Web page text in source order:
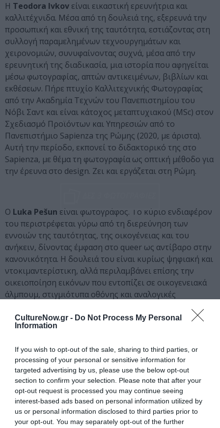
CultureNow.gr - Do Not Process My Personal
Information
If you wish to opt-out of the sale, sharing to third parties, or
processing of your personal or sensitive information for
targeted advertising by us, please use the below opt-out
section to confirm your selection. Please note that after your
opt-out request is processed you may continue seeing
interest-based ads based on personal information utilized by
us or personal information disclosed to third parties prior to
your opt-out. You may separately opt-out of the further
Η Teodora Ivkov είναι εικαστική ερευνήτρια και
καλλιτέχνιδα. Μέσα από τη δουλειά της, εξερευνά την
προσωπική και εθνική της ταυτότητα, εστιάζοντας στη
συλλογή παραμελημένων τεχνουργημάτων και
χειρονομιών, συνυφαίνοντας συχνά, μέσα από την
ερευνητική της διαδικασία, μια ιστορία που αφηγείται
μέσω φωτογραφίας, απτών αντικειμένων, βιβλίων και
εκθέσεων. Πήρε πτυχίο Καλλιτεχνικής Φωτογραφίας
από την Ακαδημία Τεχνών του Πανεπιστημίου του
Νόβι Σαντ και είναι κάτοχος μεταπτυχιακού (MSc) στον
Σχεδιασμό Προϊόντων και Υπηρεσιών από το
Πανεπιστήμιο Sapienza της Ρώμης (2020, με άριστα).
Αυτή την περίοδο, εκπονεί το διδακτορικό της στο
Sapienza, με θέμα τη φωτογραφία ως οπτική μέθοδο για
την έρευνα στο design. Ζει και εργάζεται στη Ρώμη.
Ο Luka Pešun είναι φωτογράφος. Το κύριο ενδιαφέρον
του περιστρέφεται γύρω από τη διερεύνηση των
εννοιών της ταυτότητας, της οικογένειας και του
ανήκειν, δίνοντας έμφαση στο queer ως αντίβαρο στην
κανονικότητα. Η δουλειά του είναι κυρίως ψηφιακή και
ντοκιμαντερίστικη, αλλά περιλαμβάνει επίσης την
οικειοποίηση εικόνων που εντοπίζει σε οικογενειακά
άλμπουμ, στιγμιότυπα οθόνης και αναλογικές
ενδιάμεση συνθήκη μεταξύ σκηνοθεσίας και
πραγματικότητας. Αναζητώντας το νόημα σε σχέση με
τετριμμένα έως προσωπικά, δείχνοντας ιδιαίτερο
ενδιαφέρον για τη σχέση μεταξύ του ατόμου και του
χώρου στον οποίο αυτό κατοικεί. Είναι κάτοχος
μεταπτυχιακού στη Φωτογραφία από την Ακαδημία
Δραματικής Τέχνης του Ζάγκρεμπ και έχει συμμετάσχει
σε διάφορες ομαδικές και ατομικές εκθέσεις σε όλη την
Κροατία, ανάμεσά τους και στο 36ο Youth Salon του